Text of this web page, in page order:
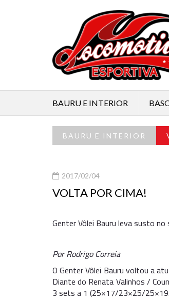
BAURU E INTERIOR
BAURU E INTERIOR
2017/02/04
VOLTA POR CIMA!
Genter Vôlei Bauru leva susto
Por Rodrigo Correia
O Genter Vôlei Bauru voltou a
Diante do Renata Valinhos /
3 sets a 1 (25×17/23×25/